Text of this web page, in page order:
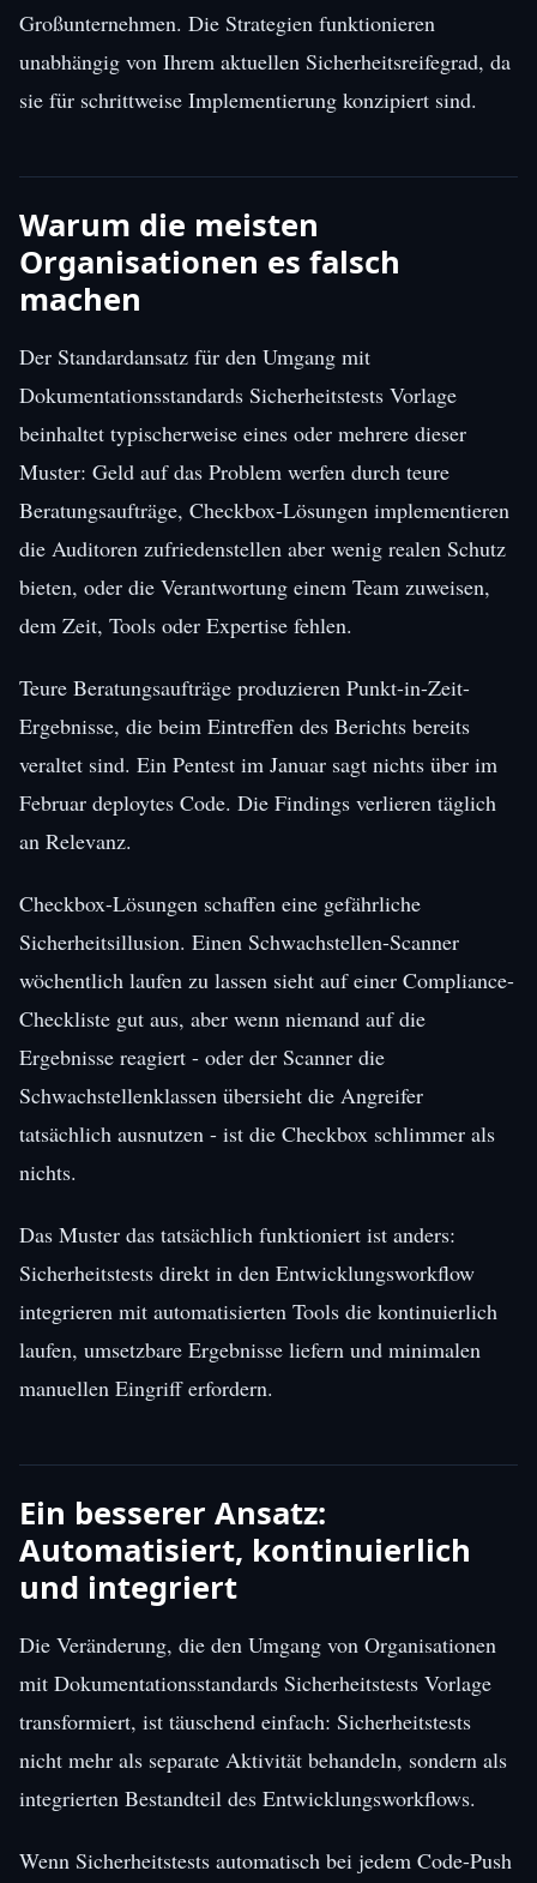
Großunternehmen. Die Strategien funktionieren
unabhängig von Ihrem aktuellen Sicherheitsreifegrad, da
sie für schrittweise Implementierung konzipiert sind.
Warum die meisten
Organisationen es falsch
machen
Der Standardansatz für den Umgang mit
Dokumentationsstandards Sicherheitstests Vorlage
beinhaltet typischerweise eines oder mehrere dieser
Muster: Geld auf das Problem werfen durch teure
Beratungsaufträge, Checkbox-Lösungen implementieren
die Auditoren zufriedenstellen aber wenig realen Schutz
bieten, oder die Verantwortung einem Team zuweisen,
dem Zeit, Tools oder Expertise fehlen.
Teure Beratungsaufträge produzieren Punkt-in-Zeit-
Ergebnisse, die beim Eintreffen des Berichts bereits
veraltet sind. Ein Pentest im Januar sagt nichts über im
Februar deploytes Code. Die Findings verlieren täglich
an Relevanz.
Checkbox-Lösungen schaffen eine gefährliche
Sicherheitsillusion. Einen Schwachstellen-Scanner
wöchentlich laufen zu lassen sieht auf einer Compliance-
Checkliste gut aus, aber wenn niemand auf die
Ergebnisse reagiert - oder der Scanner die
Schwachstellenklassen übersieht die Angreifer
tatsächlich ausnutzen - ist die Checkbox schlimmer als
nichts.
Das Muster das tatsächlich funktioniert ist anders:
Sicherheitstests direkt in den Entwicklungsworkflow
integrieren mit automatisierten Tools die kontinuierlich
laufen, umsetzbare Ergebnisse liefern und minimalen
manuellen Eingriff erfordern.
Ein besserer Ansatz:
Automatisiert, kontinuierlich
und integriert
Die Veränderung, die den Umgang von Organisationen
mit Dokumentationsstandards Sicherheitstests Vorlage
transformiert, ist täuschend einfach: Sicherheitstests
nicht mehr als separate Aktivität behandeln, sondern als
integrierten Bestandteil des Entwicklungsworkflows.
Wenn Sicherheitstests automatisch bei jedem Code-Push